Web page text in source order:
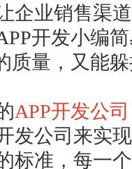
企业销售渠
开发小编
质量，又能
APP开发公司
发公司来实
标准，每一